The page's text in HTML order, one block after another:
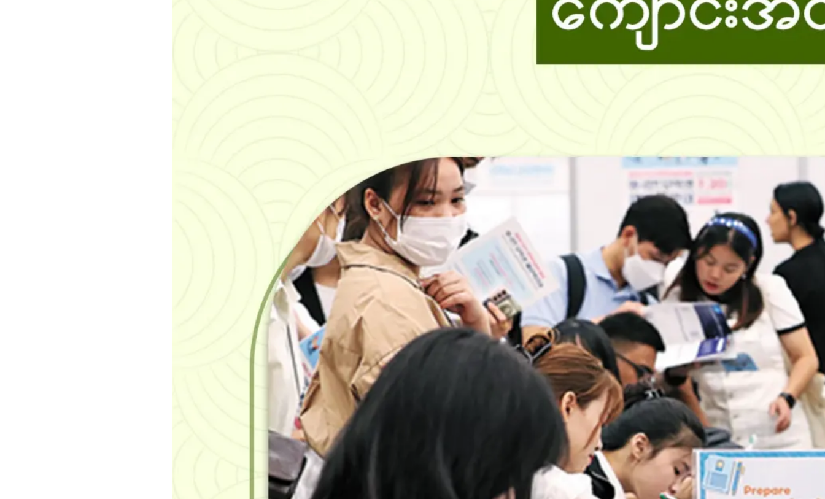
တွေ့ခဲ့
ရလို့
မြို့ခံ
တွေ
ကြားမှ
သွားခဲ့
ပါ
တယ်
ပြီးခဲ့
တဲ့
ရက်ပို
င်းက စ
ကော့
တလန်
နိုင်ငံ
Glasg
ရဲ့
ကောင်
းကင်
ပေါ်မှာ
နဂါး
တစ်
ကောင်
အမှန်
တက
ယ်
ပျံသန်း